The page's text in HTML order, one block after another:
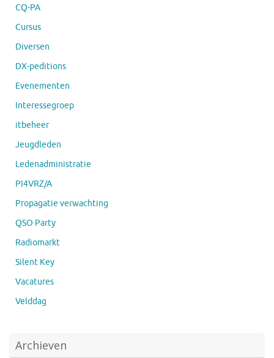
CQ-PA
Cursus
Diversen
DX-peditions
Evenementen
Interessegroep
itbeheer
Jeugdleden
Ledenadministratie
PI4VRZ/A
Propagatie verwachting
QSO Party
Radiomarkt
Silent Key
Vacatures
Velddag
Archieven